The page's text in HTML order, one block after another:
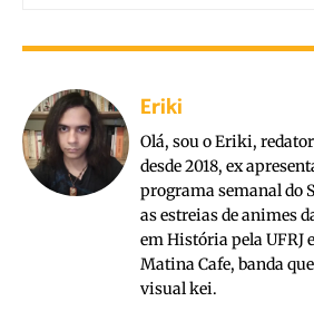
Eriki
Olá, sou o Eriki,
desde 2018, ex
programa semanal do
as estreias de animes
em História pela UFRJ
Matina Cafe, banda
visual kei.